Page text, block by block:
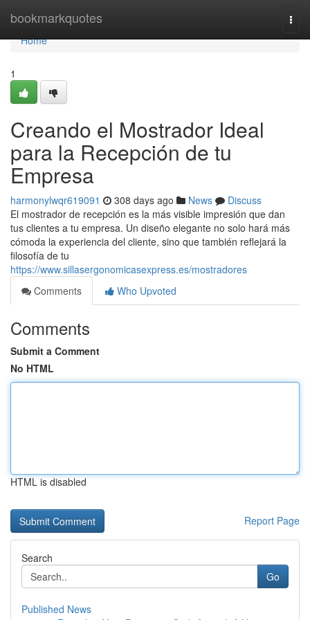
bookmarkquotes
Home
Home
1
Creando el Mostrador Ideal
para la Recepción de tu
Empresa
harmonylwqr619091 308 days ago News
Discuss
El mostrador de recepción es la más visible impresión que dan
tus clientes a tu empresa. Un diseño elegante no solo hará más
cómoda la experiencia del cliente, sino que también reflejará la
filosofía de tu
https://www.sillasergonomicasexpress.es/mostradores
Comments
Who Upvoted
Comments
Submit a Comment
No HTML
HTML is disabled
Report Page
Search
Go
Published News